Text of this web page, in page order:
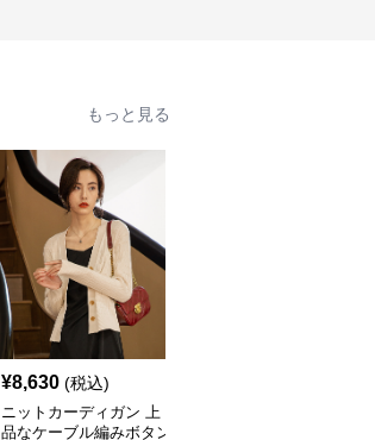
もっと見る
¥8,630 (税込)
ニットカーディガン 上
品なケーブル編みボタン